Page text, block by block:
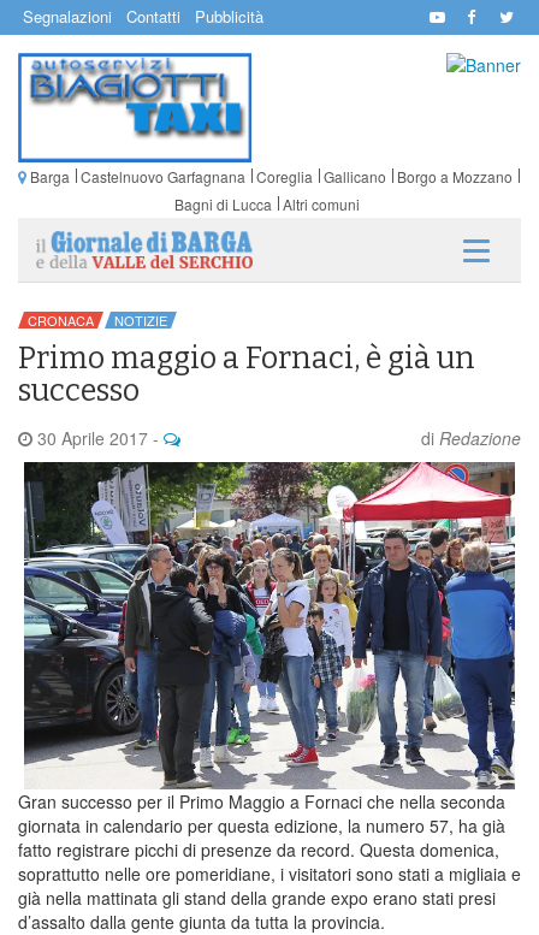
Segnalazioni Contatti Pubblicità
Barga Castelnuovo Garfagnana Coreglia Gallicano
Borgo a Mozzano
Bagni di Lucca Altri comuni
CRONACA NOTIZIE
Primo maggio a Fornaci, è già un
successo
30 Aprile 2017 - di Redazione
Gran successo per il Primo Maggio a Fornaci che nella seconda
giornata in calendario per questa edizione, la numero 57, ha già
fatto registrare picchi di presenze da record. Questa domenica,
soprattutto nelle ore pomeridiane, i visitatori sono stati a migliaia e
già nella mattinata gli stand della grande expo erano stati presi
d’assalto dalla gente giunta da tutta la provincia.